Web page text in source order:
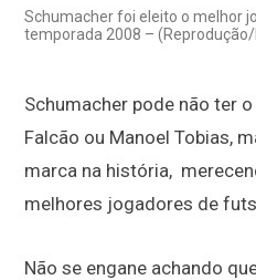
Schumacher foi eleito o melhor
temporada 2008 – (Reprodução/
Schumacher pode não ter
Falcão ou Manoel Tobias,
marca na história,
melhores jogadores de
Não se engane achando